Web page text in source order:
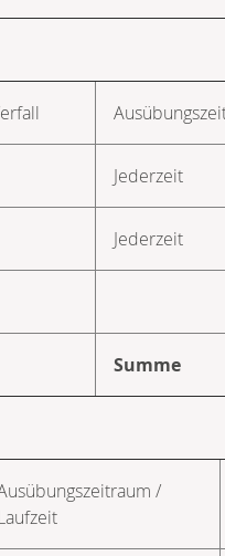
Jederzeit
Jederzeit
Summe
/